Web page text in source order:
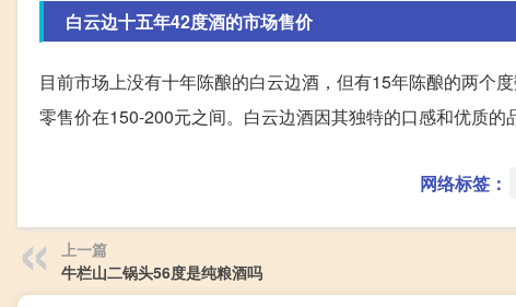
白云边十五年42度酒的市场售价
目前市场上没有十年陈酿的白云边酒，但有15年陈酿的两个
零售价在150-200元之间。白云边酒因其独特的口感和优质的
网络标签：
上一篇
牛栏山二锅头56度是纯粮酒吗